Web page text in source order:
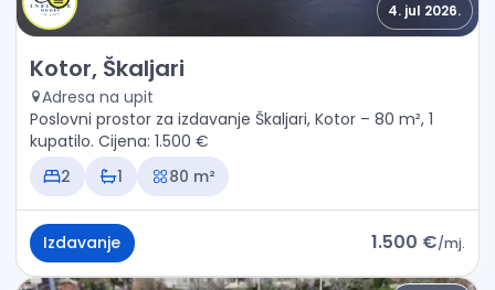
4. jul 2026.
Izdavanje - Poslovni prostor Kotor, Škaljari
Kotor, Škaljari
Adresa na upit
Poslovni prostor za izdavanje Škaljari, Kotor – 80 m², 1
kupatilo. Cijena: 1.500 €
2
1 80 m²
Izdavanje 1.500 €/mj.